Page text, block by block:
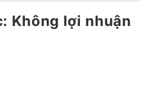
Không lợi nhuận